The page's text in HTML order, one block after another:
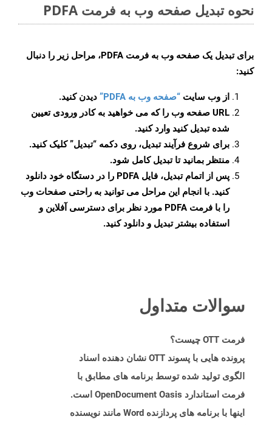
نحوه تبدیل صفحه وب به فرمت PDFA
برای تبدیل یک صفحه وب به فرمت PDFA، مراحل زیر را دنبال
کنید:
از وب سایت “صفحه وب به PDFA”
دیدن کنید.
URL صفحه وب را که می خواهید به کادر ورودی تعیین
شده تبدیل کنید وارد کنید.
برای شروع فرآیند تبدیل، روی دکمه “تبدیل” کلیک کنید.
منتظر بمانید تا تبدیل کامل شود.
پس از اتمام تبدیل، فایل PDFA را در دستگاه خود دانلود
کنید. با انجام این مراحل می توانید به راحتی صفحات وب
را با فرمت PDFA مورد نظر برای دسترسی آفلاین و
استفاده بیشتر تبدیل و دانلود کنید.
سوالات متداول
فرمت OTT چیست؟
پرونده هایی با پسوند OTT نشان دهنده اسناد
الگوی تولید شده توسط برنامه های مطابق با
فرمت استاندارد OpenDocument Oasis است.
اینها با برنامه های پردازنده Word مانند نویسنده